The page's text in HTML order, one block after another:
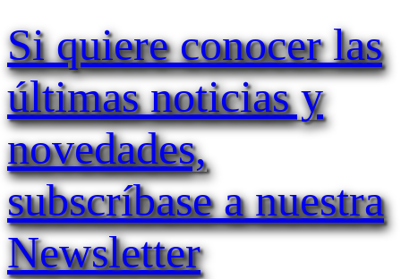
Si quiere conocer las
últimas noticias y
novedades,
subscríbase a nuestra
Newsletter